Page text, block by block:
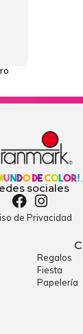
sociales
de Privacidad
Regalos
Fiesta
Papelería